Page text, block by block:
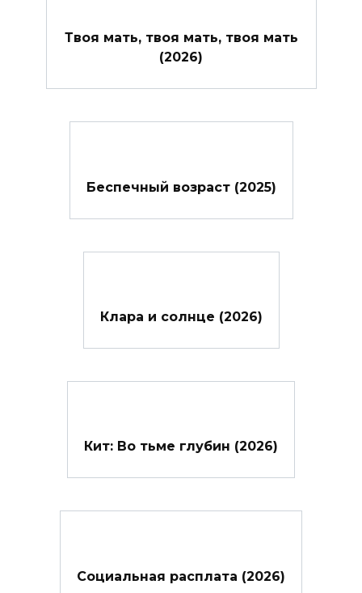
Твоя мать, твоя мать, твоя мать
(2026)
Беспечный возраст (2025)
Клара и солнце (2026)
Кит: Во тьме глубин (2026)
Социальная расплата (2026)